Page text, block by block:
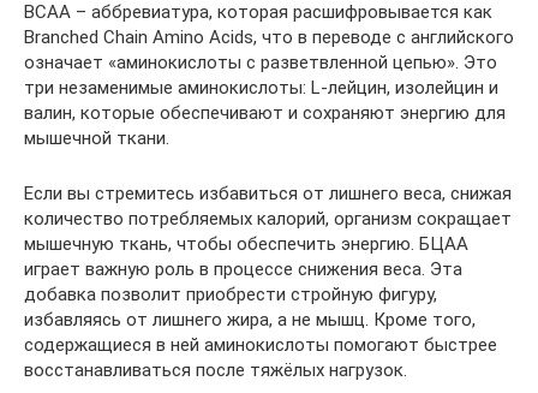
BCAA – аббревиатура, которая расшифровывается как
Branched Chain Amino Acids, что в переводе с английского
означает «аминокислоты с разветвленной цепью». Это
три незаменимые аминокислоты: L-лейцин, изолейцин и
валин, которые обеспечивают и сохраняют энергию для
мышечной ткани.
Если вы стремитесь избавиться от лишнего веса, снижая
количество потребляемых калорий, организм сокращает
мышечную ткань, чтобы обеспечить энергию. БЦАА
играет важную роль в процессе снижения веса. Эта
добавка позволит приобрести стройную фигуру,
избавляясь от лишнего жира, а не мышц. Кроме того,
содержащиеся в ней аминокислоты помогают быстрее
восстанавливаться после тяжёлых нагрузок.